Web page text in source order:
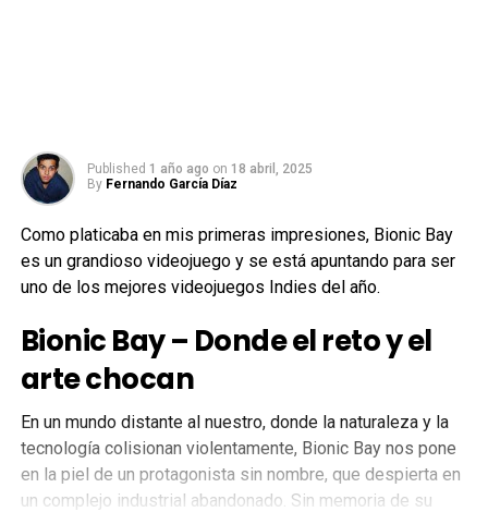
Published 1 año ago on 18 abril, 2025
By Fernando García Díaz
Como platicaba en mis primeras impresiones, Bionic Bay
es un grandioso videojuego y se está apuntando para ser
uno de los mejores videojuegos Indies del año.
Bionic Bay – Donde el reto y el
arte chocan
En un mundo distante al nuestro, donde la naturaleza y la
tecnología colisionan violentamente, Bionic Bay nos pone
en la piel de un protagonista sin nombre, que despierta en
un complejo industrial abandonado. Sin memoria de su